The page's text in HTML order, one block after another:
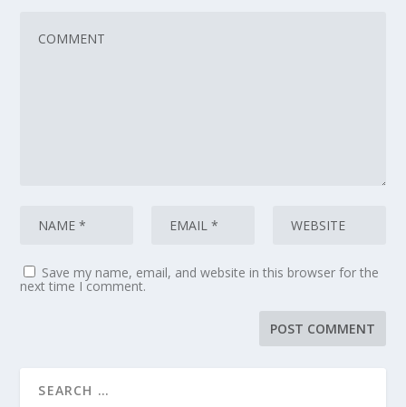
Save my name, email, and website in this browser for the
next time I comment.